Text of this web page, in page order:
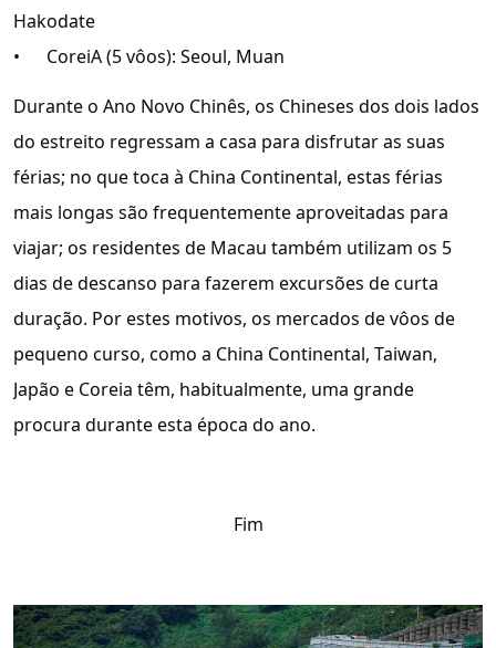
Hakodate
• CoreiA (5 vôos): Seoul, Muan
Durante o Ano Novo Chinês, os Chineses dos dois lados
do estreito regressam a casa para disfrutar as suas
férias; no que toca à China Continental, estas férias
mais longas são frequentemente aproveitadas para
viajar; os residentes de Macau também utilizam os 5
dias de descanso para fazerem excursões de curta
duração. Por estes motivos, os mercados de vôos de
pequeno curso, como a China Continental, Taiwan,
Japão e Coreia têm, habitualmente, uma grande
procura durante esta época do ano.
Fim